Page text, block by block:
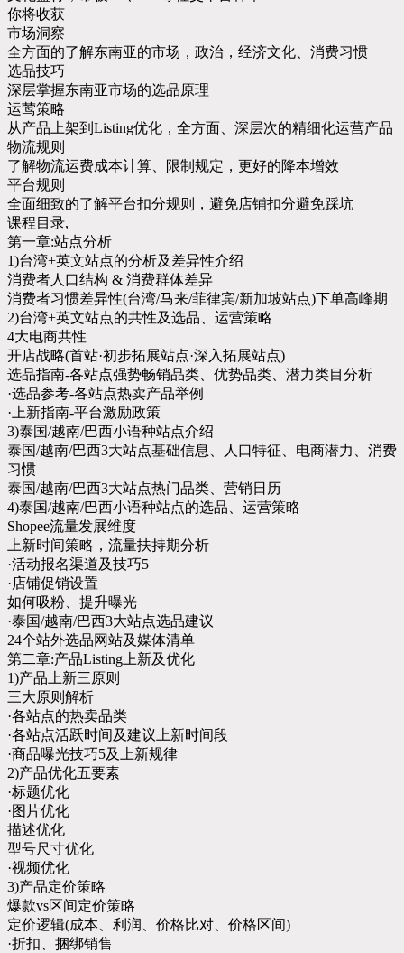
你将收获
市场洞察
全方面的了解东南亚的市场，政治，经济文化、消费习惯
选品技巧
深层掌握东南亚市场的选品原理
运莺策略
从产品上架到Listing优化，全方面、深层次的精细化运营产品
物流规则
了解物流运费成本计算、限制规定，更好的降本增效
平台规则
全面细致的了解平台扣分规则，避免店铺扣分避免踩坑
课程目录,
第一章:站点分析
1)台湾+英文站点的分析及差异性介绍
消费者人口结构 & 消费群体差异
消费者习惯差异性(台湾/马来/菲律宾/新加坡站点)下单高峰期
2)台湾+英文站点的共性及选品、运营策略
4大电商共性
开店战略(首站·初步拓展站点·深入拓展站点)
选品指南-各站点强势畅销品类、优势品类、潜力类目分析
·选品参考-各站点热卖产品举例
·上新指南-平台激励政策
3)泰国/越南/巴西小语种站点介绍
泰国/越南/巴西3大站点基础信息、人口特征、电商潜力、消费
习惯
泰国/越南/巴西3大站点热门品类、营销日历
4)泰国/越南/巴西小语种站点的选品、运营策略
Shopee流量发展维度
上新时间策略，流量扶持期分析
·活动报名渠道及技巧5
·店铺促销设置
如何吸粉、提升曝光
·泰国/越南/巴西3大站点选品建议
24个站外选品网站及媒体清单
第二章:产品Listing上新及优化
1)产品上新三原则
三大原则解析
·各站点的热卖品类
·各站点活跃时间及建议上新时间段
·商品曝光技巧5及上新规律
2)产品优化五要素
·标题优化
·图片优化
描述优化
型号尺寸优化
·视频优化
3)产品定价策略
爆款vs区间定价策略
定价逻辑(成本、利润、价格比对、价格区间)
·折扣、捆绑销售